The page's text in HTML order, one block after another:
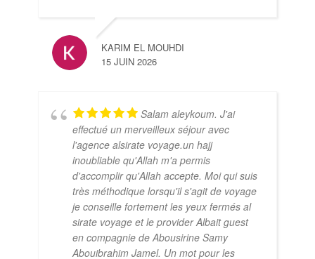
KARIM EL MOUHDI
15 JUIN 2026
Salam aleykoum. J'ai
effectué un merveilleux séjour avec
l'agence alsirate voyage.un hajj
inoubliable qu'Allah m'a permis
d'accomplir qu'Allah accepte. Moi qui suis
très méthodique lorsqu'il s'agit de voyage
je conseille fortement les yeux fermés al
sirate voyage et le provider Albait guest
en compagnie de Abousirine Samy
Abouibrahim Jamel. Un mot pour les